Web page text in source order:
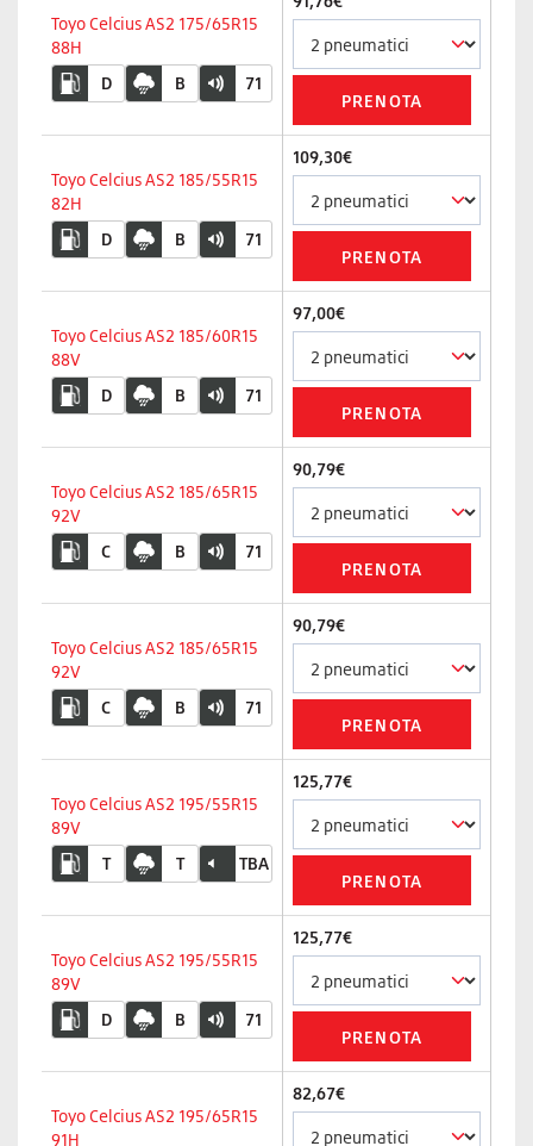
Toyo Celcius AS2 175/65R15
88H
D
B 71
Toyo Celcius AS2 185/55R15
82H
D
B 71
109,30€
Toyo Celcius AS2 185/60R15
88V
D
B 71
97,00€
Toyo Celcius AS2 185/65R15
92V
C
B 71
90,79€
Toyo Celcius AS2 185/65R15
92V
C
B 71
90,79€
Toyo Celcius AS2 195/55R15
89V
T
T TBA
125,77€
Toyo Celcius AS2 195/55R15
89V
D
B 71
125,77€
Toyo Celcius AS2 195/65R15
91H
82,67€